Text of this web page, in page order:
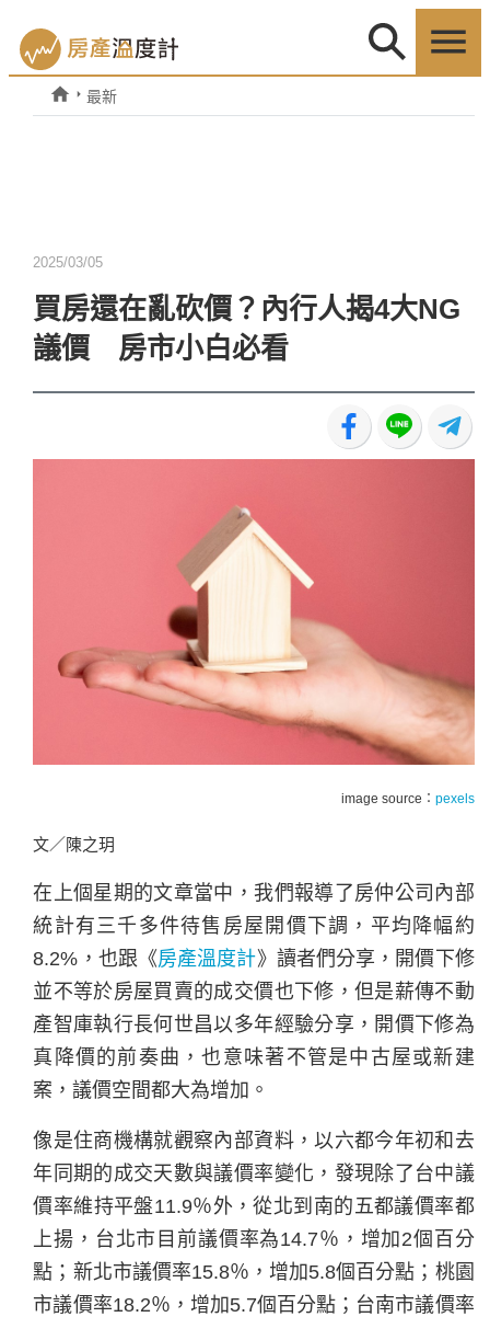
最新
2025/03/05
買房還在亂砍價？內行人揭4大NG
議價 房市小白必看
image source： pexels
文／陳之玥
在上個星期的文章當中，我們報導了房仲公司內部
統計有三千多件待售房屋開價下調，平均降幅約
8.2%，也跟《房產溫度計》讀者們分享，開價下修
並不等於房屋買賣的成交價也下修，但是薪傳不動
產智庫執行長何世昌以多年經驗分享，開價下修為
真降價的前奏曲，也意味著不管是中古屋或新建
案，議價空間都大為增加。
像是住商機構就觀察內部資料，以六都今年初和去
年同期的成交天數與議價率變化，發現除了台中議
價率維持平盤11.9％外，從北到南的五都議價率都
上揚，台北市目前議價率為14.7％，增加2個百分
點；新北市議價率15.8％，增加5.8個百分點；桃園
市議價率18.2％，增加5.7個百分點；台南市議價率